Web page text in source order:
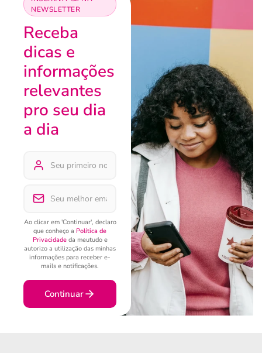
NEWSLETTER
Receba
dicas e
informações
relevantes
pro seu dia
a dia
Ao clicar em 'Continuar', declaro
que conheço a Política de
Privacidadeda meutudo e
autorizo a utilização das minhas
informações para receber e-
mails e notificações.
Continuar